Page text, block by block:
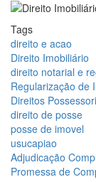
Tags
direito e acao
Direito Imobiliário
direito notarial e
Regularização de
Direitos
direito de posse
posse de imovel
usucapiao
Adjudicação
Promessa de